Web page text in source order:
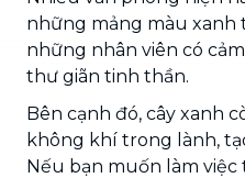
những mảng màu xanh
những nhân viên có
thư giãn tinh thần.
Bên cạnh đó, cây xanh
không khí trong lành,
Nếu bạn muốn làm